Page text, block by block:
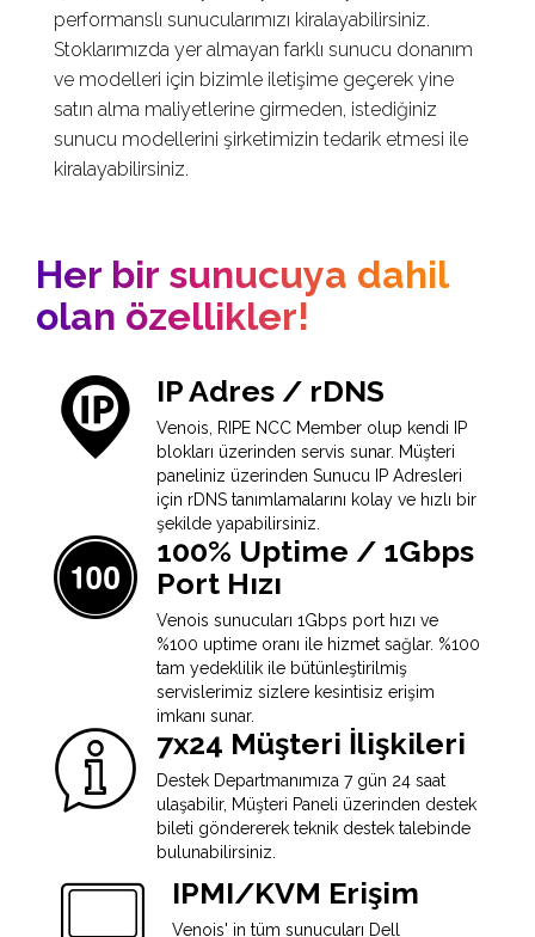
performanslı sunucularımızı kiralayabilirsiniz.
Stoklarımızda yer almayan farklı sunucu donanım
ve modelleri için bizimle iletişime geçerek yine
satın alma maliyetlerine girmeden, istediğiniz
sunucu modellerini şirketimizin tedarik etmesi ile
kiralayabilirsiniz.
Her bir sunucuya dahil
olan özellikler!
IP Adres / rDNS
Venois, RIPE NCC Member olup kendi IP
blokları üzerinden servis sunar. Müşteri
paneliniz üzerinden Sunucu IP Adresleri
için rDNS tanımlamalarını kolay ve hızlı bir
şekilde yapabilirsiniz.
100% Uptime / 1Gbps
Port Hızı
Venois sunucuları 1Gbps port hızı ve
%100 uptime oranı ile hizmet sağlar. %100
tam yedeklilik ile bütünleştirilmiş
servislerimiz sizlere kesintisiz erişim
imkanı sunar.
7x24 Müşteri İlişkileri
Destek Departmanımıza 7 gün 24 saat
ulaşabilir, Müşteri Paneli üzerinden destek
bileti göndererek teknik destek talebinde
bulunabilirsiniz.
IPMI/KVM Erişim
Venois' in tüm sunucuları Dell